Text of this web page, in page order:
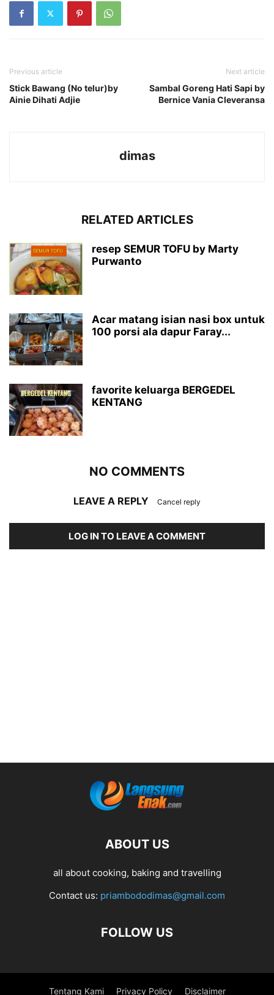
Previous article
Stick Bawang (No telur)by
Ainie Dihati Adjie
Next article
Sambal Goreng Hati Sapi by
Bernice Vania Cleveransa
dimas
RELATED ARTICLES
resep SEMUR TOFU by Marty
Purwanto
Acar matang isian nasi box untuk
100 porsi ala dapur Faray...
favorite keluarga BERGEDEL
KENTANG
NO COMMENTS
LEAVE A REPLY Cancel reply
LOG IN TO LEAVE A COMMENT
ABOUT US
all about cooking, baking and travelling
Contact us: priambododimas@gmail.com
FOLLOW US
Tentang Kami Privacy Policy Disclaimer